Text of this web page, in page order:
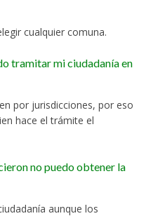
cualquier comuna.
tramitar mi ciudadanía en
por jurisdicciones, por eso
hace el trámite el
no puedo obtener la
aunque los